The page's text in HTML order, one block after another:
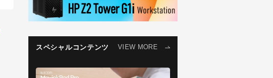
スペシャルコンテンツ VIEW MORE